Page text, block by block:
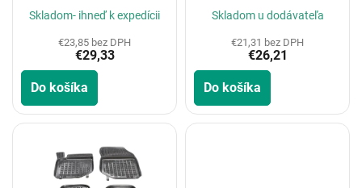
Skladom- ihneď k expedícii
€23,85 bez DPH
€29,33
Do košíka
Skladom u dodávateľa
€21,31 bez DPH
€26,21
Do košíka